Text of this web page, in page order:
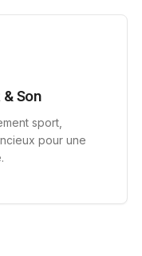
Son
sport,
pour une